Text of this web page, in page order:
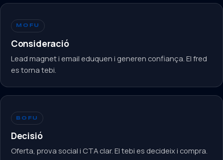
MOFU
Consideració
Lead magnet i email eduquen i generen confiança. El fred
es torna tebi.
BOFU
Decisió
Oferta, prova social i CTA clar. El tebi es decideix i compra.